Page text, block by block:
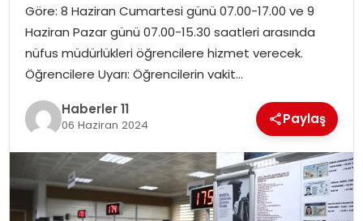
YAŞAM
Göre: 8 Haziran Cumartesi günü 07.00-17.00 ve 9
Haziran Pazar günü 07.00-15.30 saatleri arasında
nüfus müdürlükleri öğrencilere hizmet verecek.
Öğrencilere Uyarı: Öğrencilerin vakit…
Haberler 11
06 Haziran 2024 Paylaş